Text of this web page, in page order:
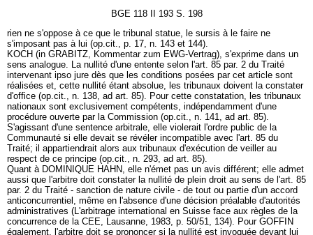
BGE 118 II 193 S. 198
rien ne s'oppose à ce que le tribunal statue, le sursis à le faire ne
s'imposant pas à lui (op.cit., p. 17, n. 143 et 144).
KOCH (in GRABITZ, Kommentar zum EWG-Vertrag), s'exprime dans un
sens analogue. La nullité d'une entente selon l'art. 85 par. 2 du Traité
intervenant ipso jure dès que les conditions posées par cet article sont
réalisées et, cette nullité étant absolue, les tribunaux doivent la constater
d'office (op.cit., n. 138, ad art. 85). Pour cette constatation, les tribunaux
nationaux sont exclusivement compétents, indépendamment d'une
procédure ouverte par la Commission (op.cit., n. 141, ad art. 85).
S'agissant d'une sentence arbitrale, elle violerait l'ordre public de la
Communauté si elle devait se révéler incompatible avec l'art. 85 du
Traité; il appartiendrait alors aux tribunaux d'exécution de veiller au
respect de ce principe (op.cit., n. 293, ad art. 85).
Quant à DOMINIQUE HAHN, elle n'émet pas un avis différent; elle admet
aussi que l'arbitre doit constater la nullité de plein droit au sens de l'art. 85
par. 2 du Traité - sanction de nature civile - de tout ou partie d'un accord
anticoncurrentiel, même en l'absence d'une décision préalable d'autorités
administratives (L'arbitrage international en Suisse face aux règles de la
concurrence de la CEE, Lausanne, 1983, p. 50/51, 134). Pour GOFFIN
également, l'arbitre doit se prononcer si la nullité est invoquée devant lui